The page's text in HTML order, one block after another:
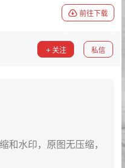
前往下载
关注 私信
和水印，原图无压缩，